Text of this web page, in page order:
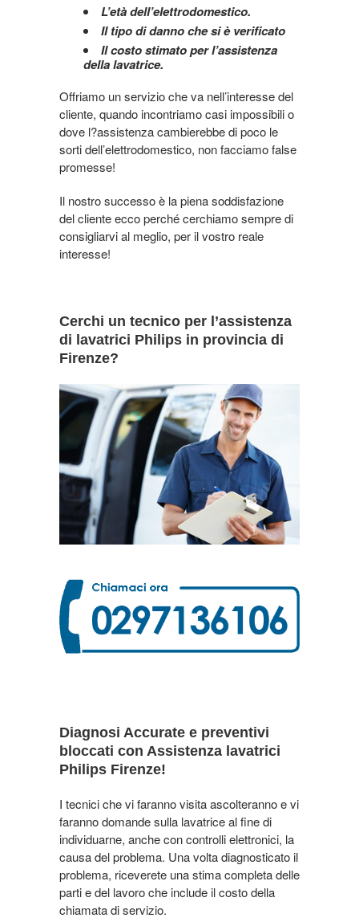
L’età dell’elettrodomestico.
Il tipo di danno che si è verificato
Il costo stimato per l’assistenza
della lavatrice.
Offriamo un servizio che va nell’interesse del
cliente, quando incontriamo casi impossibili o
dove l?assistenza cambierebbe di poco le
sorti dell’elettrodomestico, non facciamo false
promesse!
Il nostro successo è la piena soddisfazione
del cliente ecco perché cerchiamo sempre di
consigliarvi al meglio, per il vostro reale
interesse!
Cerchi un tecnico per l’assistenza
di lavatrici Philips in provincia di
Firenze?
Diagnosi Accurate e preventivi
bloccati con Assistenza lavatrici
Philips Firenze!
I tecnici che vi faranno visita ascolteranno e vi
faranno domande sulla lavatrice al fine di
individuarne, anche con controlli elettronici, la
causa del problema. Una volta diagnosticato il
problema, riceverete una stima completa delle
parti e del lavoro che include il costo della
chiamata di servizio.